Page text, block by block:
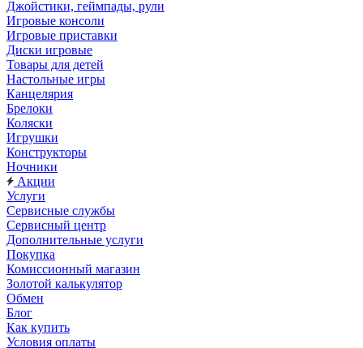
Джойстики, геймпады, рули
Игровые консоли
Игровые приставки
Диски игровые
Товары для детей
Настольные игры
Канцелярия
Брелоки
Коляски
Игрушки
Конструкторы
Ночники
Акции
Услуги
Сервисные службы
Сервисный центр
Дополнительные услуги
Покупка
Комиссионный магазин
Золотой калькулятор
Обмен
Блог
Как купить
Условия оплаты